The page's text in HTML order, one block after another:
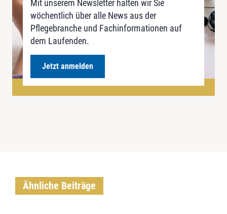
Mit unserem Newsletter halten wir Sie
wöchentlich über alle News aus der
Pflegebranche und Fachinformationen auf
dem Laufenden.
Jetzt anmelden
Ähnliche Beiträge